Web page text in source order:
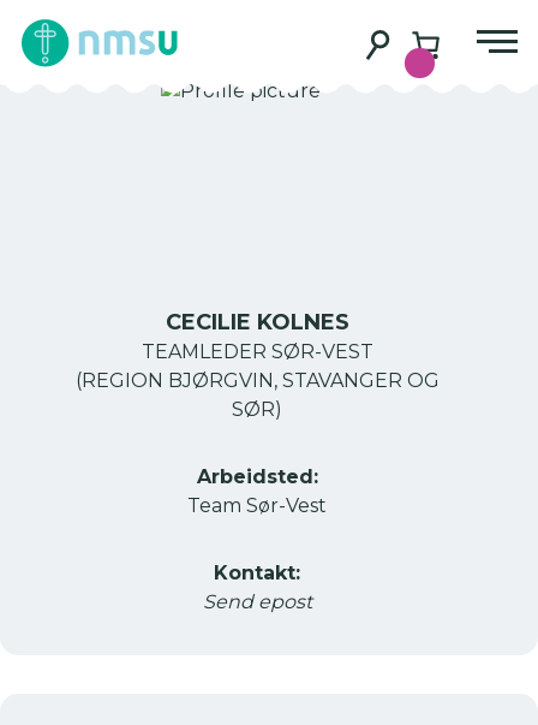
CECILIE KOLNES
TEAMLEDER SØR-VEST
(REGION BJØRGVIN, STAVANGER OG
SØR)
Arbeidsted:
Team Sør-Vest
Kontakt:
Send epost